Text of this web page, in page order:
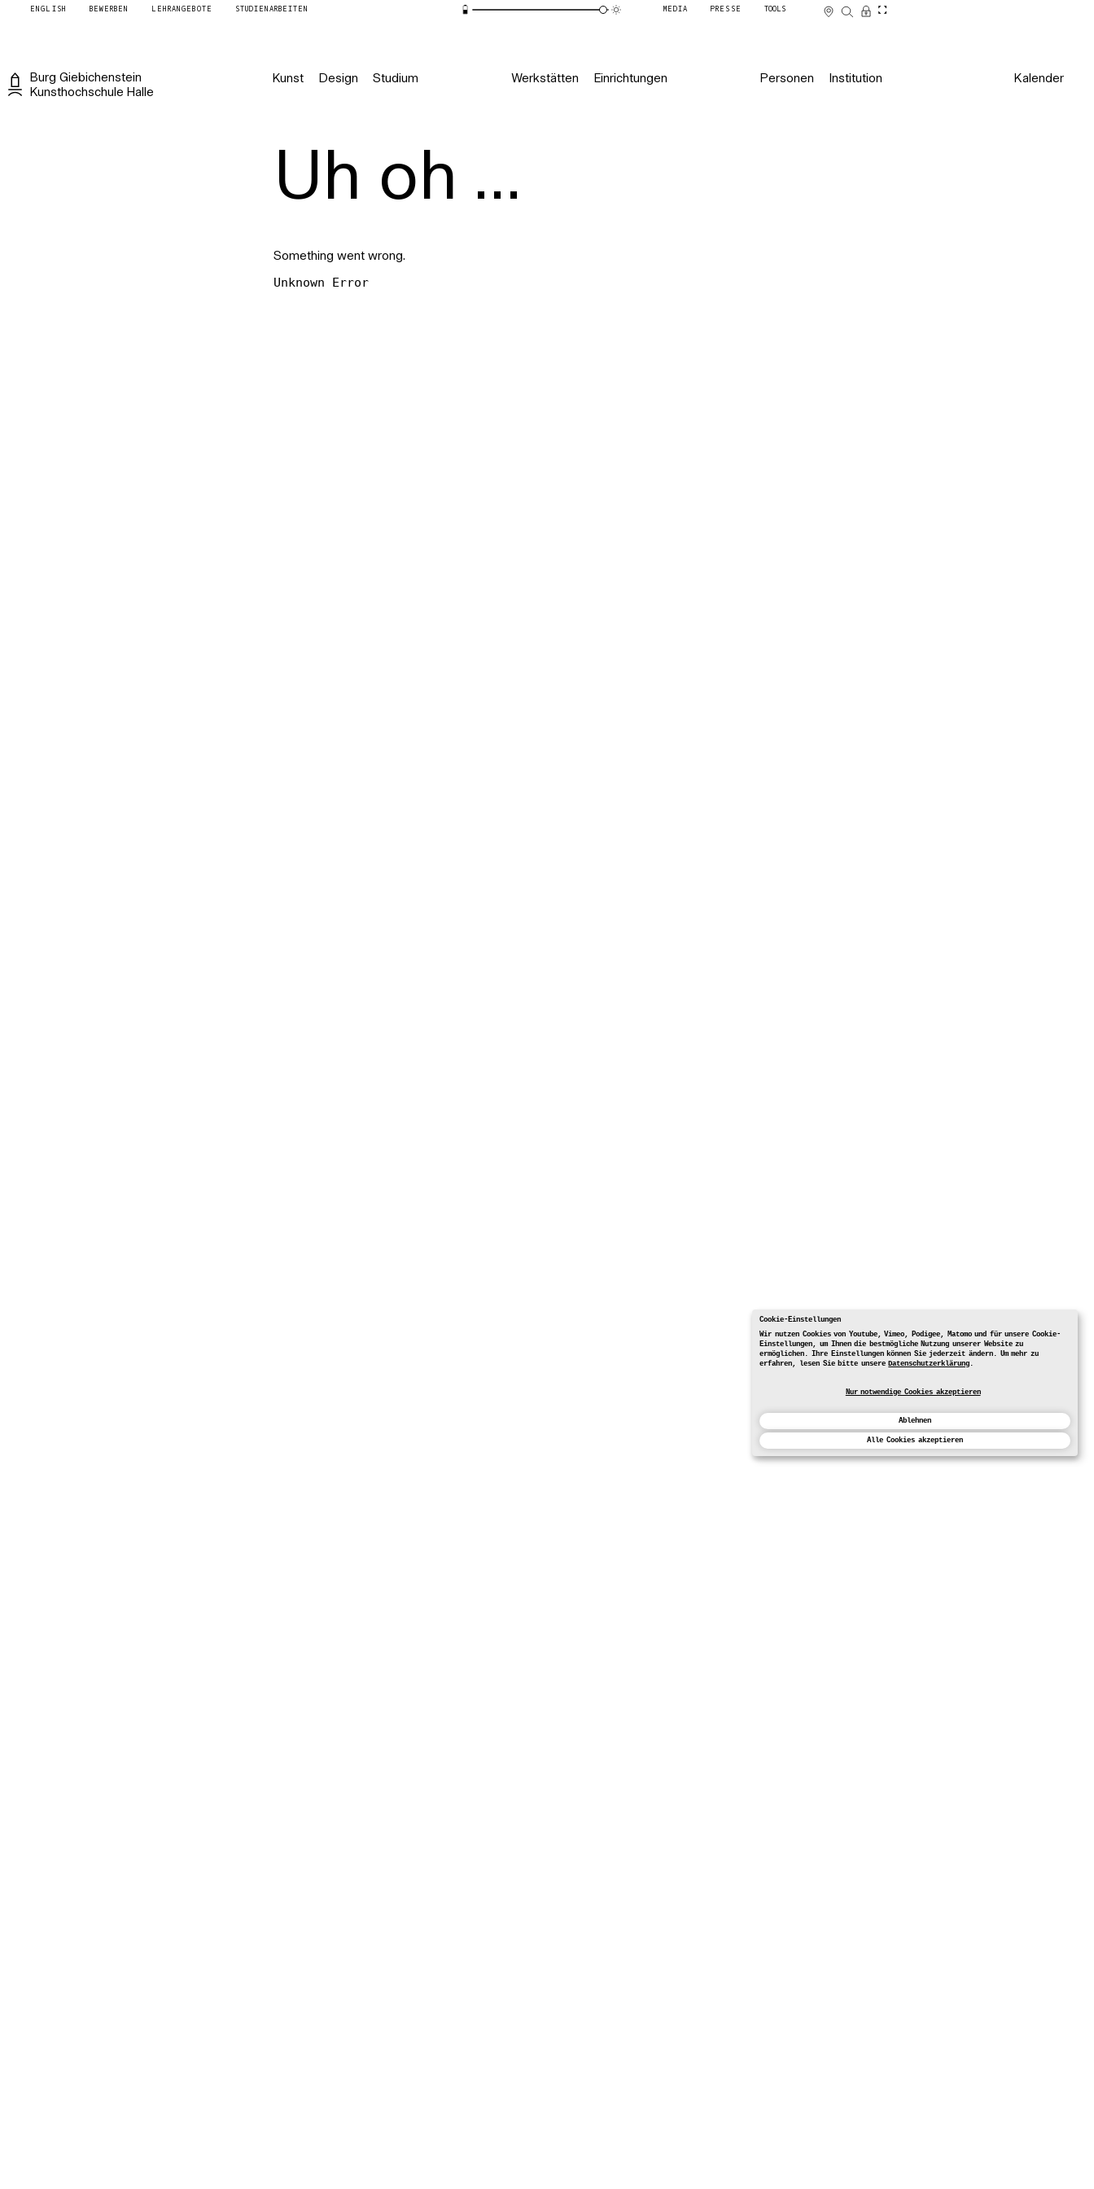
Cookie-Einstellungen
Wir nutzen Cookies von Youtube, Vimeo, Podigee, Matomo und für unsere Cookie-
Einstellungen, um Ihnen die bestmögliche Nutzung unserer Website zu
ermöglichen. Ihre Einstellungen können Sie jederzeit ändern. Um mehr zu
erfahren, lesen Sie bitte unsereDatenschutzerklärung.
Nur notwendige Cookies akzeptieren
Ablehnen
Alle Cookies akzeptieren
ENGLISH BEWERBEN LEHRANGEBOTE STUDIENARBEITEN MEDIA PRESSE TOOLS
Burg Giebichenstein
Kunsthochschule Halle
Kunst Design Studium Werkstätten Einrichtungen Personen Institution Kalender
Uh oh ...
Something went wrong.
Unknown Error